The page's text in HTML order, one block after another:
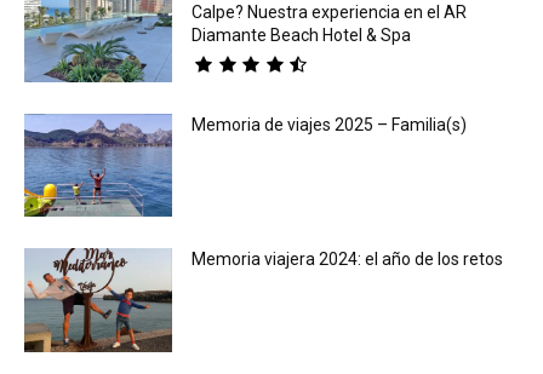
Calpe? Nuestra experiencia en el AR
Diamante Beach Hotel & Spa
Memoria de viajes 2025 – Familia(s)
Memoria viajera 2024: el año de los retos